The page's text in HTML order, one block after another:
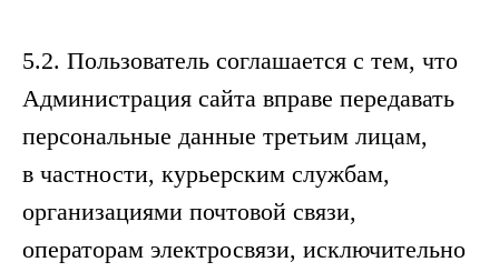
5.2. Пользователь соглашается с тем, что
Администрация сайта вправе передавать
персональные данные третьим лицам,
в частности, курьерским службам,
организациями почтовой связи,
операторам электросвязи, исключительно